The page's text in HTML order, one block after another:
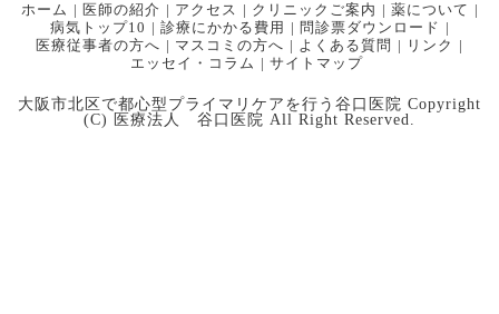
ホーム | 医師の紹介 | アクセス | クリニックご案内 | 薬について |
病気トップ10 | 診療にかかる費用 | 問診票ダウンロード |
医療従事者の方へ | マスコミの方へ | よくある質問 | リンク |
エッセイ・コラム | サイトマップ
大阪市北区で都心型プライマリケアを行う谷口医院 Copyright
(C) 医療法人 谷口医院 All Right Reserved.